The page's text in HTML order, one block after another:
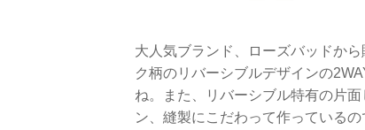
大人気ブランド、ローズバッドか
ク柄のリバーシブルデザインの
ね。また、リバーシブル特有の片
ン、縫製にこだわって作っている